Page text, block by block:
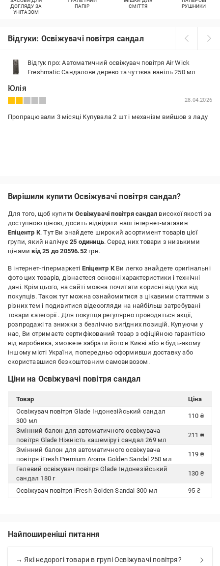
ДОГЛЯДУ ЗА
УНІТАЗОМ
ПАПІР
СМІТТЯ
РУШНИКИ
Відгуки: Освіжувачі повітря сандал
Відгук про: Автоматичний освіжувач повітря Air Wick
Freshmatic Сандалове дерево та чуттєва ваніль 250 мл
Юлія
28.04.2026
Пропрацювали 3 місяці Купувала 2 шт і механізм вийшов з ладу
Вирішили купити Освіжувачі повітря сандал?
Для того, щоб купитиОсвіжувачі повітря сандал високої якості за
доступною ціною, досить відвідати наш інтернет-магазин
Епіцентр К. Тут Ви знайдете широкий асортимент товарів цієї
групи, який налічує 25 одиниць. Серед них товари з низькими
цінамивід 25 до 20596.52 грн.
В інтернет-гіпермаркеті Епіцентр КВи легко знайдете оригінальні
фото цих товарів, дізнаєтеся основні характеристики і технічні
дані. Крім цього, на сайті можна почитати корисні відгуки від
покупців. Також тут можна ознайомитися з цікавими статтями з
різних тем і подивитися відеоогляди на найбільш затребувані
товари категорії . Для покупця регулярно проводяться акції,
розпродажі та знижки з безліччю вигідних позицій. Купуючи у
нас, Ви отримаєте сертифікований товар з офіційною гарантією
від виробника, зможете забрати його в Києві або в будь-якому
іншому місті України, попередньо оформивши доставку або
скориставшися безкоштовним самовивозом.
Ціни на Освіжувачі повітря сандал
Товар
Ціна
Освіжувач повітря Glade Індонезійський сандал
300 мл
110 ₴
Змінний балон для автоматичного освіжувача
повітря Glade Ніжність кашеміру і сандал 269 мл
211 ₴
Змінний балон для автоматичного освіжувача
повітря iFresh Premium Aroma Golden Sandal 250 мл
119 ₴
Гелевий освіжувач повітря Glade Iндонезiйський
сандал 180 г
130 ₴
Освіжувач повітря iFresh Golden Sandal 300 мл 95 ₴
Найпоширеніші питання
→ Які недорогі товари в групі Освіжувачі повітря?